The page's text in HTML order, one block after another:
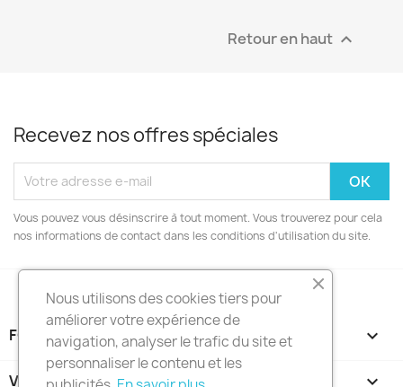
Retour en haut 
Recevez nos offres spéciales
Vous pouvez vous désinscrire à tout moment. Vous trouverez pour cela
nos informations de contact dans les conditions d'utilisation du site.
FOOTER CONTENT (MIGRATED) 
VOTRE COMPTE 
Nous utilisons des cookies tiers pour
améliorer votre expérience de
navigation, analyser le trafic du site et
personnaliser le contenu et les